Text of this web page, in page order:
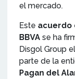
el mercado.
Este acuerdo
BBVA se ha
Disgol Group
parte de la
Pagan del